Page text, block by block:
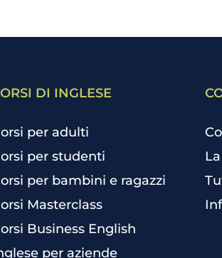
DI INGLESE
per adulti
per studenti
per bambini e ragazzi
Masterclass
Business English
per aziende